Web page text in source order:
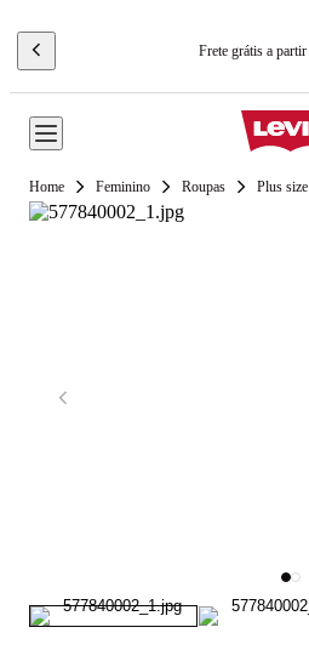
Frete grátis a
Feminino Roupas Plus size